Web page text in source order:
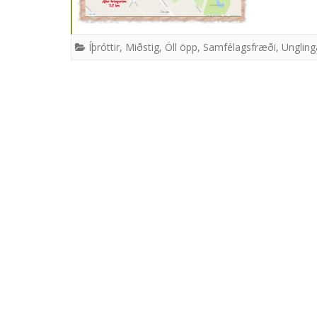
Íþróttir, Miðstig, Öll öpp, Samfélagsfræði,